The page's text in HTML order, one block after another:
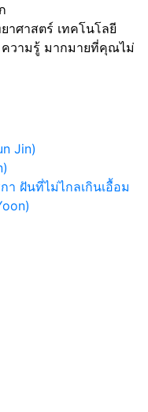
าศาสตร์ เทคโนโลยี
วามรู้ มากมายที่คุณไม่
Jin)
า ฝันที่ไม่ไกลเกินเอื้อม